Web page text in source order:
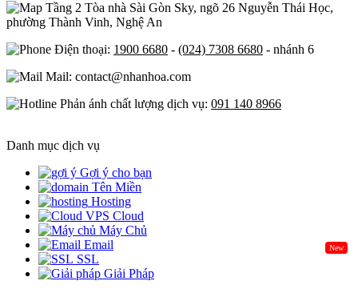
Tầng 2 Tòa nhà Sài Gòn Sky, ngõ 26 Nguyễn Thái Học,
phường Thành Vinh, Nghệ An
Điện thoại: 1900 6680 - (024) 7308 6680 - nhánh 6
Mail: contact@nhanhoa.com
Phản ánh chất lượng dịch vụ: 091 140 8966
Danh mục dịch vụ
Gợi ý cho bạn
Tên Miền
Hosting
Cloud
Máy Chủ
New
Email
SSL
Giải Pháp